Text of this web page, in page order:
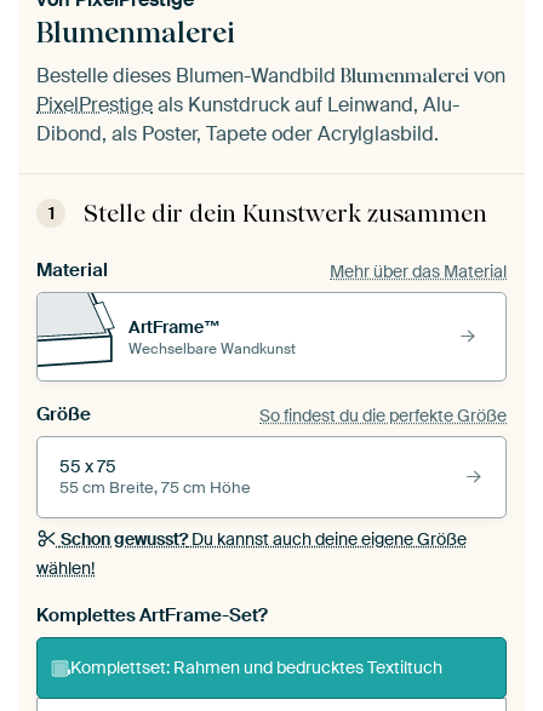
Blumenmalerei
Bestelle dieses Blumen-Wandbild Blumenmalerei von
PixelPrestigeals Kunstdruck auf Leinwand, Alu-
Dibond, als Poster, Tapete oder Acrylglasbild.
1 Stelle dir dein Kunstwerk zusammen
Material Mehr über das Material
ArtFrame™
Wechselbare Wandkunst
Größe So findest du die perfekte Größe
55 x 75
55 cm Breite, 75 cm Höhe
Schon gewusst?Du kannst auch deine eigene Größe
wählen!
Komplettes ArtFrame-Set?
Komplettset: Rahmen und bedrucktes Textiltuch